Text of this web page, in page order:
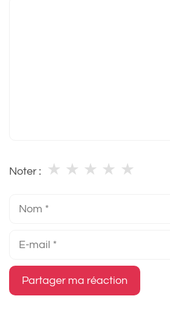
Noter : ★
★
★
★
★